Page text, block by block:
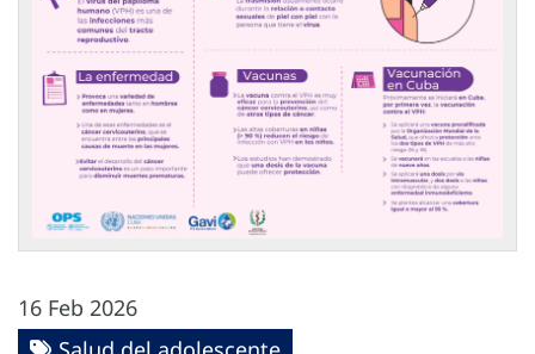
16 Feb 2026